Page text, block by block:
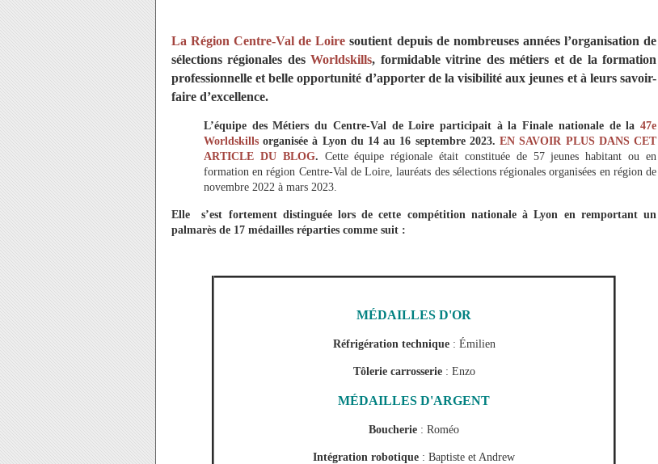
La Région Centre-Val de Loire soutient depuis de nombreuses années l’organisation de
sélections régionales desWorldskills, formidable vitrine des métiers et de la formation
professionnelle et belle opportunité d’apporter de la visibilité aux jeunes et à leurs savoir-
faire d’excellence.
L’équipe des Métiers du Centre-Val de Loire participait à la Finale nationale de la 47e
Worldskills organisée à Lyon du 14 au 16 septembre 2023.EN SAVOIR PLUS DANS CET
ARTICLE DU BLOG. Cette équipe régionale était constituée de 57 jeunes habitant ou en
formation en région Centre-Val de Loire, lauréats des sélections régionales organisées en région de
novembre 2022 à mars 2023.
Elle s’est fortement distinguée lors de cette compétition nationale à Lyon en remportant un
palmarès de 17 médailles réparties comme suit :
MÉDAILLES D'OR
Réfrigération technique : Émilien
Tôlerie carrosserie : Enzo
MÉDAILLES D'ARGENT
Boucherie : Roméo
Intégration robotique : Baptiste et Andrew